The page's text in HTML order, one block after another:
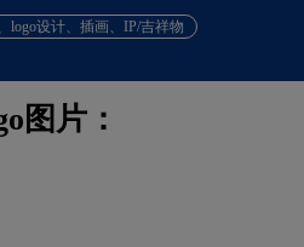
logo设计、插画、IP/吉祥物
图片：